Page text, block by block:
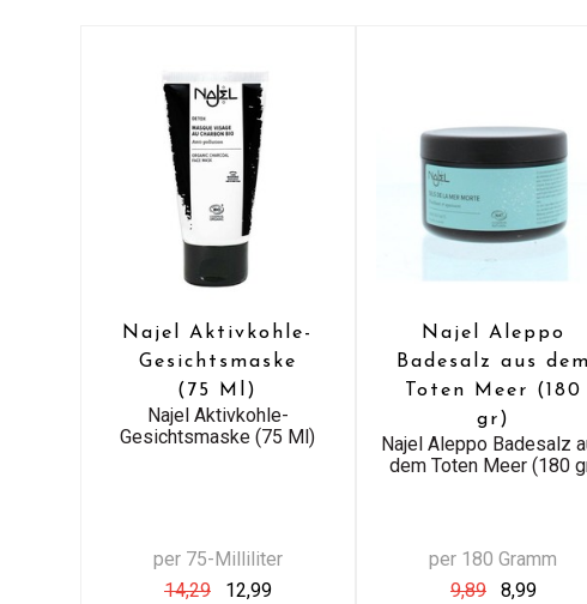
Najel Aktivkohle-
Gesichtsmaske
(75 Ml)
Najel Aktivkohle-
Gesichtsmaske (75 Ml)
per 75-Milliliter
14,29
12,99
Najel Aleppo
Badesalz aus dem
Toten Meer (180
gr)
Najel Aleppo Badesalz
dem Toten Meer (180
per 180 Gramm
9,89
8,99